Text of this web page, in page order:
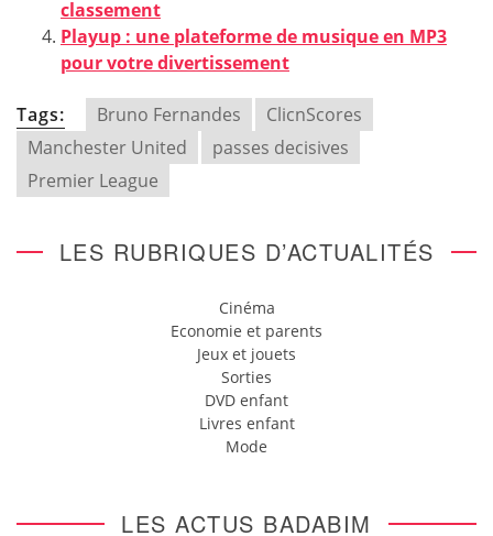
classement
Playup : une plateforme de musique en MP3
pour votre divertissement
Tags: Bruno Fernandes
ClicnScores
Manchester United
passes decisives
Premier League
LES RUBRIQUES D’ACTUALITÉS
Cinéma
Economie et parents
Jeux et jouets
Sorties
DVD enfant
Livres enfant
Mode
LES ACTUS BADABIM